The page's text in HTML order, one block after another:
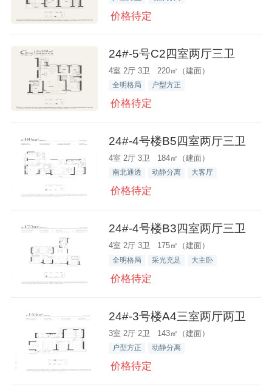
价格待定
24#-5号C2四室两厅三卫
4室 2厅 3卫 220㎡（建面）
全明格局 户型方正
价格待定
24#-4号楼B5四室两厅三卫
4室 2厅 3卫 184㎡（建面）
南北通透 动静分离 大客厅
价格待定
24#-4号楼B3四室两厅三卫
4室 2厅 3卫 175㎡（建面）
全明格局 采光充足 大主卧
价格待定
24#-3号楼A4三室两厅两卫
3室 2厅 2卫 143㎡（建面）
户型方正 动静分离
价格待定